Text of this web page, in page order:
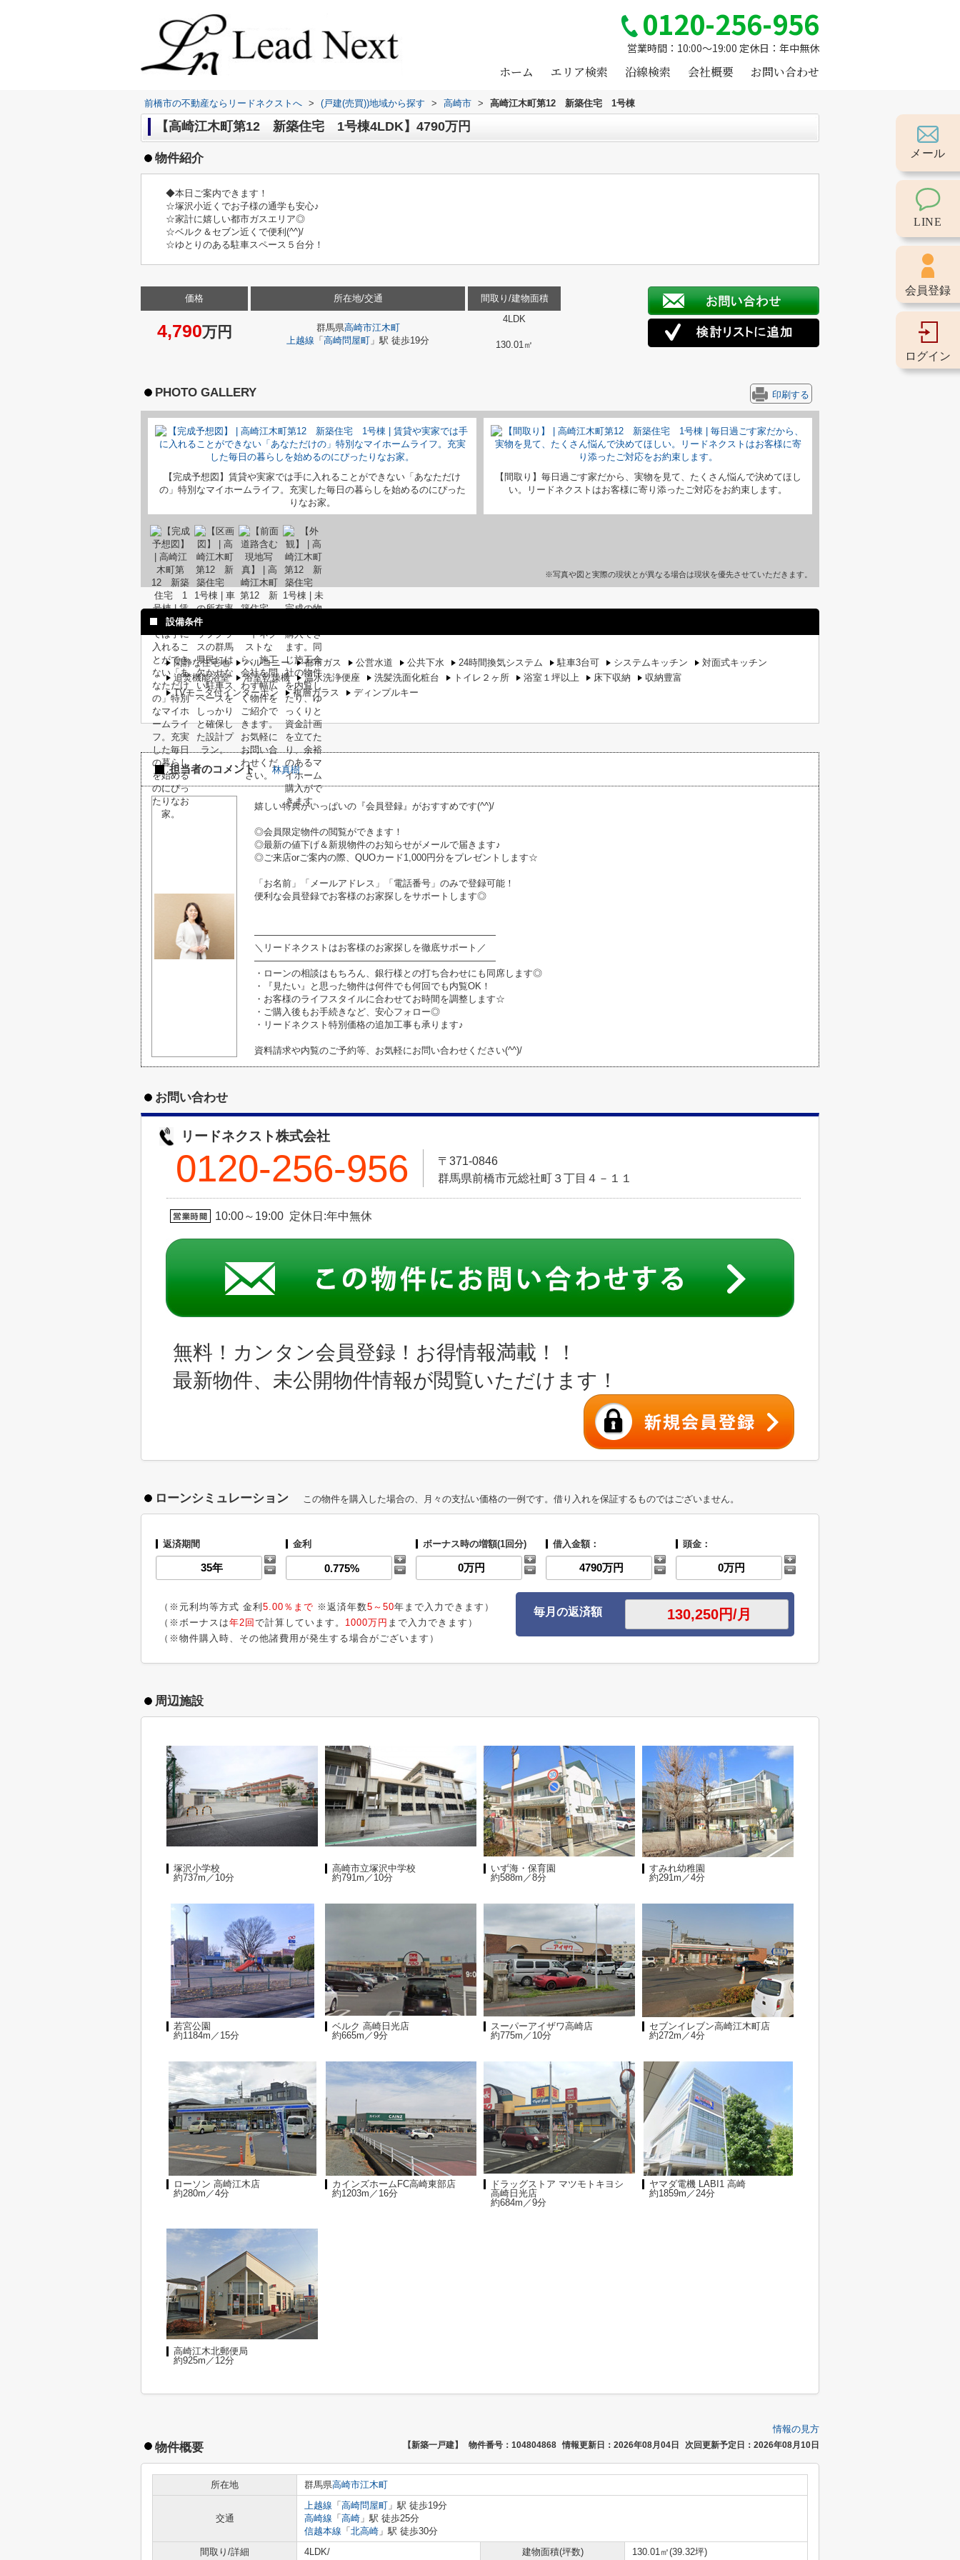
0120-256-956
営業時間：10:00～19:00 定休日：年中無休
ホーム エリア検索 沿線検索 会社概要 お問い合わせ
前橋市の不動産ならリードネクストへ > (戸建(売買))地域から探す > 高崎市 > 高崎江木町第12 新築住宅 1号棟
【高崎江木町第12 新築住宅 1号棟4LDK】4790万円
物件紹介
◆本日ご案内できます！
☆塚沢小近くでお子様の通学も安心♪
☆家計に嬉しい都市ガスエリア◎
☆ベルク＆セブン近くで便利(^^)/
☆ゆとりのある駐車スペース５台分！
価格
4,790万円
所在地/交通
群馬県高崎市江木町
上越線 「 高崎問屋町 」駅 徒歩19分
間取り/建物面積
4LDK
130.01㎡
PHOTO GALLERY 印刷する
【完成予想図】賃貸や実家では手に入れることができない「あなただけ
の」特別なマイホームライフ。充実した毎日の暮らしを始めるのにぴった
りなお家。
【間取り】毎日過ごす家だから、実物を見て、たくさん悩んで決めてほし
い。リードネクストはお客様に寄り添ったご対応をお約束します。
※写真や図と実際の現状とが異なる場合は現状を優先させていただきます。
設備条件
閑静な住宅地 バルコニー 都市ガス 公営水道 公共下水 24時間換気システム 駐車3台可 システムキッチン
対面式キッチン
追焚機能浴室
浴室乾燥機 温水洗浄便座 洗髪洗面化粧台 トイレ２ヶ所 浴室１坪以上 床下収納
収納豊富
TVモニタ付インターホン
複層ガラス ディンプルキー
担当者のコメント 林真樹
嬉しい特典がいっぱいの『会員登録』がおすすめです(^^)/
◎会員限定物件の閲覧ができます！
◎最新の値下げ＆新規物件のお知らせがメールで届きます♪
◎ご来店orご案内の際、QUOカード1,000円分をプレゼントします☆
「お名前」「メールアドレス」「電話番号」のみで登録可能！
便利な会員登録でお客様のお家探しをサポートします◎
――――――――――――――――――――――――――
＼リードネクストはお客様のお家探しを徹底サポート／
――――――――――――――――――――――――――
・ローンの相談はもちろん、銀行様との打ち合わせにも同席します◎
・『見たい』と思った物件は何件でも何回でも内覧OK！
・お客様のライフスタイルに合わせてお時間を調整します☆
・ご購入後もお手続きなど、安心フォロー◎
・リードネクスト特別価格の追加工事も承ります♪
資料請求や内覧のご予約等、お気軽にお問い合わせください(^^)/
お問い合わせ
リードネクスト株式会社
0120-256-956
〒371-0846
群馬県前橋市元総社町３丁目４－１１
10:00～19:00 定休日:年中無休
無料！カンタン会員登録！お得情報満載！！
最新物件、未公開物件情報が閲覧いただけます！
ローンシミュレーション この物件を購入した場合の、月々の支払い価格の一例です。借り入れを保証するものではございません。
返済期間 金利 ボーナス時の増額(1回分) 借入金額： 頭金：
（※元利均等方式 金利 5.00％まで ※返済年数5～50年まで入力できます）
（※ボーナスは年2回 で計算しています。 1000万円 まで入力できます）
（※物件購入時、その他諸費用が発生する場合がございます）
毎月の返済額
周辺施設
塚沢小学校
約737m／10分
高崎市立塚沢中学校
約791m／10分
いず海・保育園
約588m／8分
すみれ幼稚園
約291m／4分
若宮公園
約1184m／15分
ベルク 高崎日光店
約665m／9分
スーパーアイザワ高崎店
約775m／10分
セブンイレブン高崎江木町店
約272m／4分
ローソン 高崎江木店
約280m／4分
カインズホームFC高崎東部店
約1203m／16分
ドラッグストア マツモトキヨシ
高崎日光店
約684m／9分
ヤマダ電機 LABI1 高崎
約1859m／24分
高崎江木北郵便局
約925m／12分
情報の見方
物件概要 【新築一戸建】 物件番号：104804868 情報更新日：2026年08月04日 次回更新予定日：2026年08月10日
所在地 群馬県高崎市江木町
交通
上越線 「 高崎問屋町 」駅 徒歩19分
高崎線 「 高崎 」駅 徒歩25分
信越本線 「 北高崎 」駅 徒歩30分
間取り/詳細
4LDK/ 建物面積(坪数) 130.01㎡(39.32坪)
メール
LINE
会員登録
ログイン